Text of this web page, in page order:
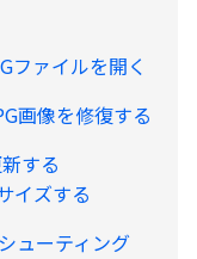
ファイルを開く
画像を修復する
する
イズする
ューティング